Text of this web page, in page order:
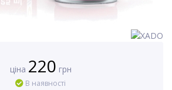
ціна 220 грн
В наявності